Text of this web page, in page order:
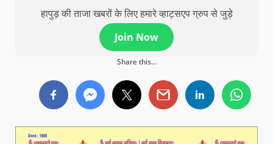
हापुड़ की ताजा खबरों के लिए हमारे व्हाट्सएप ग्रुप से जुड़े
Join Now
Share this...